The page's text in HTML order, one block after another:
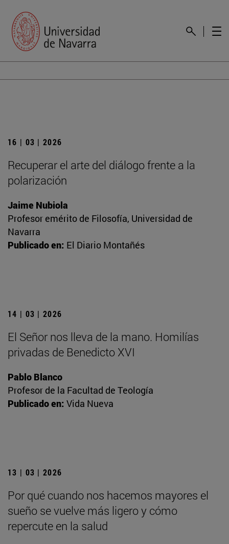
16 | 03 | 2026
Recuperar el arte del diálogo frente a la
polarización
Jaime Nubiola
Profesor emérito de Filosofía, Universidad de
Navarra
Publicado en: El Diario Montañés
14 | 03 | 2026
El Señor nos lleva de la mano. Homilías
privadas de Benedicto XVI
Pablo Blanco
Profesor de la Facultad de Teología
Publicado en: Vida Nueva
13 | 03 | 2026
Por qué cuando nos hacemos mayores el
sueño se vuelve más ligero y cómo
repercute en la salud